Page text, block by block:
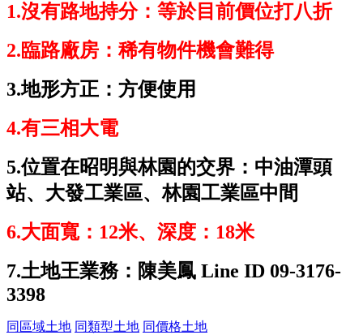
1.沒有路地持分：等於目前價位打八折
2.臨路廠房：稀有物件機會難得
3.地形方正：方便使用
4.有三相大電
5.位置在昭明與林園的交界：中油潭頭
站、大發工業區、林園工業區中間
6.大面寬：12米、深度：18米
7.土地王業務：陳美鳳 Line ID 09-3176-
3398
同區域土地 同類型土地 同價格土地